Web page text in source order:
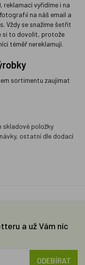
vyřídíme i na
na náš email a
Vždy se snažíme šetřit
si to dovolit, protože
téměř nereklamují.
sortimentu zaujímat
skladové položky
ostatní dle dodací
a už Vám nic
ODEBÍRAT